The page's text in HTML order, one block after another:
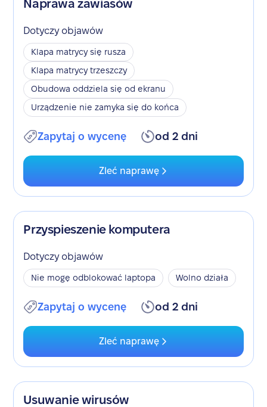
Naprawa zawiasów
Dotyczy objawów
Klapa matrycy się rusza
Klapa matrycy trzeszczy
Obudowa oddziela się od ekranu
Urządzenie nie zamyka się do końca
Zapytaj o wycenę od 2 dni
Zleć naprawę
Przyspieszenie komputera
Dotyczy objawów
Nie mogę odblokować laptopa Wolno działa
Zapytaj o wycenę od 2 dni
Zleć naprawę
Usuwanie wirusów